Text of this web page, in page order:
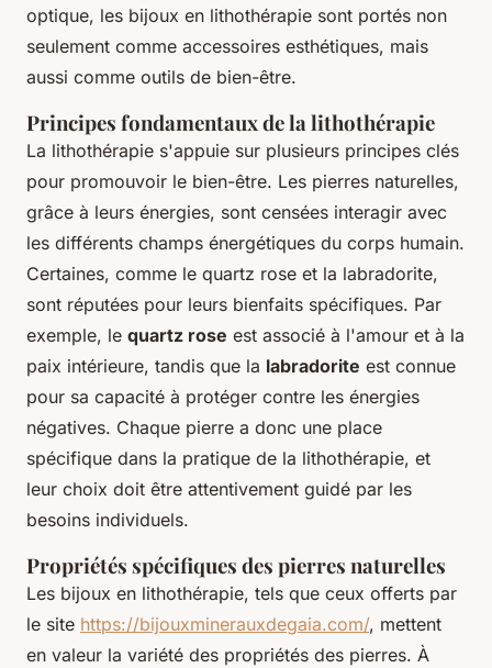
optique, les bijoux en lithothérapie sont portés non
seulement comme accessoires esthétiques, mais
aussi comme outils de bien-être.
Principes fondamentaux de la lithothérapie
La lithothérapie s'appuie sur plusieurs principes clés
pour promouvoir le bien-être. Les pierres naturelles,
grâce à leurs énergies, sont censées interagir avec
les différents champs énergétiques du corps humain.
Certaines, comme le quartz rose et la labradorite,
sont réputées pour leurs bienfaits spécifiques. Par
exemple, le quartz rose est associé à l'amour et à la
paix intérieure, tandis que la labradorite est connue
pour sa capacité à protéger contre les énergies
négatives. Chaque pierre a donc une place
spécifique dans la pratique de la lithothérapie, et
leur choix doit être attentivement guidé par les
besoins individuels.
Propriétés spécifiques des pierres naturelles
Les bijoux en lithothérapie, tels que ceux offerts par
le site https://bijouxminerauxdegaia.com/, mettent
en valeur la variété des propriétés des pierres. À